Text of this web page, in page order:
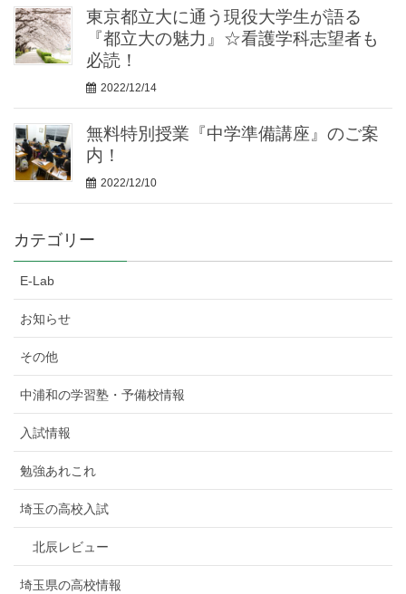
東京都立大に通う現役大学生が語る
『都立大の魅力』☆看護学科志望者も
必読！
2022/12/14
無料特別授業『中学準備講座』のご案
内！
2022/12/10
カテゴリー
E-Lab
お知らせ
その他
中浦和の学習塾・予備校情報
入試情報
勉強あれこれ
埼玉の高校入試
北辰レビュー
埼玉県の高校情報